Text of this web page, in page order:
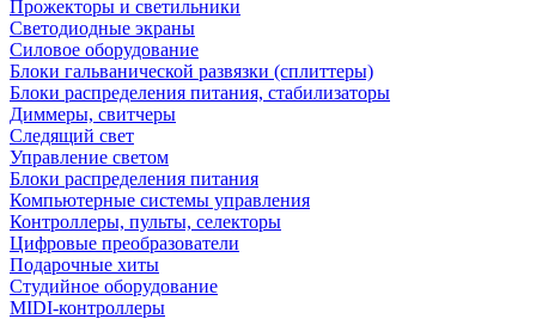
Прожекторы и светильники
Светодиодные экраны
Силовое оборудование
Блоки гальванической развязки (сплиттеры)
Блоки распределения питания, стабилизаторы
Диммеры, свитчеры
Следящий свет
Управление светом
Блоки распределения питания
Компьютерные системы управления
Контроллеры, пульты, селекторы
Цифровые преобразователи
Подарочные хиты
Студийное оборудование
MIDI-контроллеры